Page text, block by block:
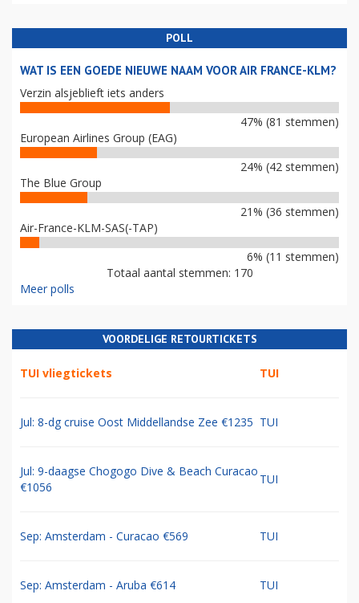
POLL
WAT IS EEN GOEDE NIEUWE NAAM VOOR AIR FRANCE-KLM?
Verzin alsjeblieft iets anders
47% (81 stemmen)
European Airlines Group (EAG)
24% (42 stemmen)
The Blue Group
21% (36 stemmen)
Air-France-KLM-SAS(-TAP)
6% (11 stemmen)
Totaal aantal stemmen: 170
Meer polls
VOORDELIGE RETOURTICKETS
TUI vliegtickets TUI
Jul: 8-dg cruise Oost Middellandse Zee €1235 TUI
Jul: 9-daagse Chogogo Dive & Beach Curacao
€1056
TUI
Sep: Amsterdam - Curacao €569 TUI
Sep: Amsterdam - Aruba €614 TUI